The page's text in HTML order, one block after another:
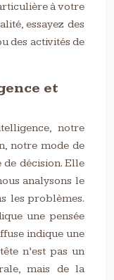
à votre
essayez des
des activités de
et
notre
notre mode de
de décision. Elle
analysons le
les problèmes.
une pensée
indique une
n’est pas un
mais de la